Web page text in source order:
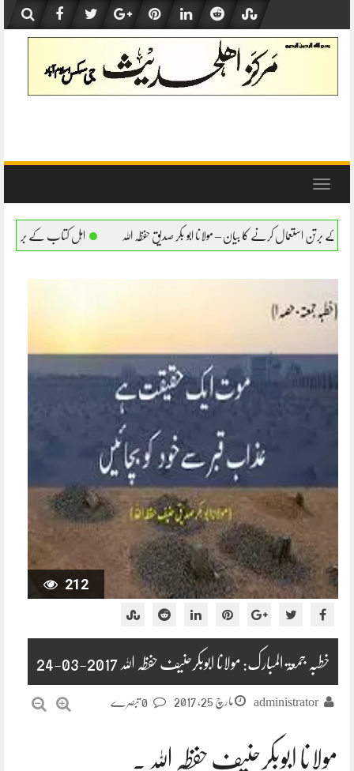
content
Toggle
ابو بکر صدیق حفظہ اللہ اہل کتاب کے برتن استعمال کرنے کا بیان – مولانا ابو بکر
212
خطبہ جمعۃ المبارک: مولانا ابوبکرحنیف حفظہ اللہ 2017-03-24
administrator مارچ 25, 2017
مولانا ابوبکرحنیف حفظہ اللہ ۔